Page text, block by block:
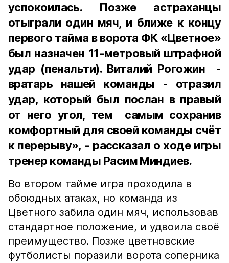
успокоилась. Позже астраханцы
отыграли один мяч, и ближе к концу
первого тайма в ворота ФК «Цветное»
был назначен 11-метровый штрафной
удар (пенальти). Виталий Рогожин -
вратарь нашей команды - отразил
удар, который был послан в правый
от него угол, тем самым сохранив
комфортный для своей команды счёт
к перерыву», - рассказал о ходе игры
тренер команды Расим Миндиев.
Во втором тайме игра проходила в
обоюдных атаках, но команда из
Цветного забила один мяч, использовав
стандартное положение, и удвоила своё
преимущество. Позже цветновские
футболисты поразили ворота соперника